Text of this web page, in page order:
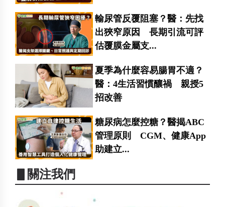
輸尿管反覆阻塞？醫：先找
出狹窄原因 長期引流可評
估覆膜金屬支...
夏季為什麼容易腸胃不適？
醫：4生活習慣釀禍 親授5
招改善
糖尿病怎麼控糖？醫揭ABC
管理原則 CGM、健康App
助建立...
▋關注我們